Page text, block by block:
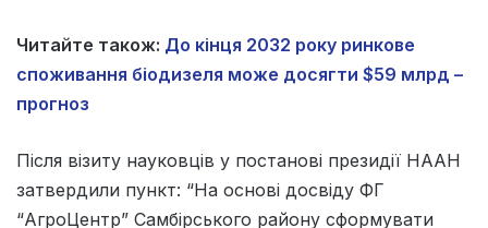
Читайте також: До кінця 2032 року ринкове
споживання біодизеля може досягти $59 млрд –
прогноз
Після візиту науковців у постанові президії НААН
затвердили пункт: “На основі досвіду ФГ
“АгроЦентр” Самбірського району сформувати